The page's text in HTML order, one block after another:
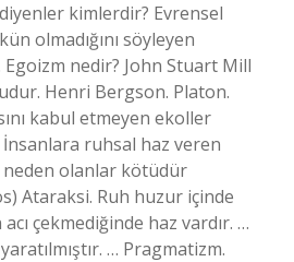
kimlerdir? Evrensel
olmadığını söyleyen
nedir? John Stuart Mill
Henri Bergson. Platon.
kabul etmeyen ekoller
ruhsal haz veren
neden olanlar kötüdür
Ataraksi. Ruh huzur içinde
çekmediğinde haz vardır. …
… Pragmatizm.